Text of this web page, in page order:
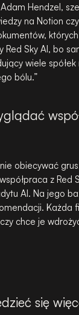
Hendzel,
na Notion
Red Sky AI, bo
wiele spółek
bólu.”
obiecywać
z Red
AI. Na jego
Każda
chce je
się